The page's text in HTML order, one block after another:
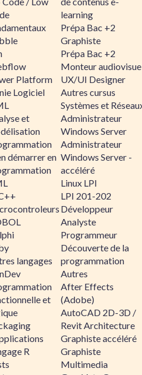
Platform
Logiciel
et
démarrer en
langages
et
R
learning
Prépa Bac +2
Graphiste
Prépa Bac +2
Monteur
UX/UI Designer
Autres cursus
Systèmes et
Administrateur
Windows Server
Administrateur
Windows Server -
accéléré
Linux LPI
LPI 201-202
Développeur
Analyste
Programmeur
Découverte de la
programmation
Autres
After Effects
(Adobe)
AutoCAD 2D-3D /
Revit Architecture
Graphiste accéléré
Graphiste
Multimedia